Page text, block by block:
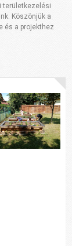
területkezelési
Köszönjük a
és a projekthez